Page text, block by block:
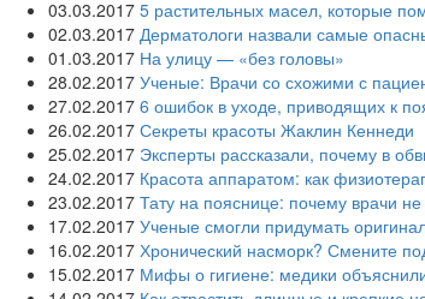
03.03.2017 5 растительных масел, которые
02.03.2017 Дерматологи назвали самые
01.03.2017 На улицу — «без головы»
28.02.2017 Ученые: Врачи со схожими с
27.02.2017 6 ошибок в уходе, приводящих к
26.02.2017 Секреты красоты Жаклин Кеннеди
25.02.2017 Эксперты рассказали, почему в
24.02.2017 Красота аппаратом: как
23.02.2017 Тату на пояснице: почему врачи
17.02.2017 Ученые смогли придумать
16.02.2017 Хронический насморк? Смените
15.02.2017 Мифы о гигиене: медики